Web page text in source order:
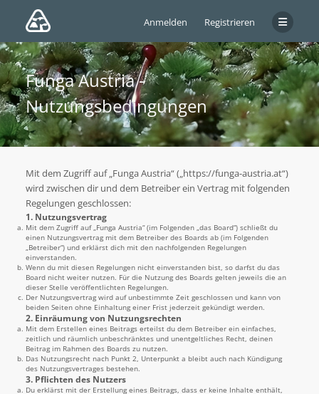
Anmelden Registrieren
Funga Austria -
Nutzungsbedingungen
Mit dem Zugriff auf „Funga Austria“ („https://funga-austria.at“)
wird zwischen dir und dem Betreiber ein Vertrag mit folgenden
Regelungen geschlossen:
1. Nutzungsvertrag
Mit dem Zugriff auf „Funga Austria“ (im Folgenden „das Board“) schließt du
einen Nutzungsvertrag mit dem Betreiber des Boards ab (im Folgenden
„Betreiber“) und erklärst dich mit den nachfolgenden Regelungen
einverstanden.
Wenn du mit diesen Regelungen nicht einverstanden bist, so darfst du das
Board nicht weiter nutzen. Für die Nutzung des Boards gelten jeweils die an
dieser Stelle veröffentlichten Regelungen.
Der Nutzungsvertrag wird auf unbestimmte Zeit geschlossen und kann von
beiden Seiten ohne Einhaltung einer Frist jederzeit gekündigt werden.
2. Einräumung von Nutzungsrechten
Mit dem Erstellen eines Beitrags erteilst du dem Betreiber ein einfaches,
zeitlich und räumlich unbeschränktes und unentgeltliches Recht, deinen
Beitrag im Rahmen des Boards zu nutzen.
Das Nutzungsrecht nach Punkt 2, Unterpunkt a bleibt auch nach Kündigung
des Nutzungsvertrages bestehen.
3. Pflichten des Nutzers
Du erklärst mit der Erstellung eines Beitrags, dass er keine Inhalte enthält,